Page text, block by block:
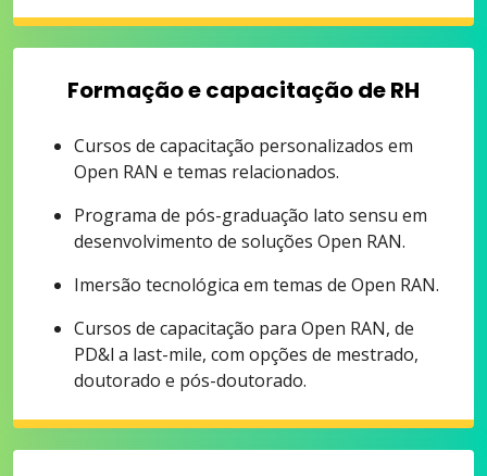
Formação e capacitação de RH
Cursos de capacitação personalizados em
Open RAN e temas relacionados.
Programa de pós-graduação lato sensu em
desenvolvimento de soluções Open RAN.
Imersão tecnológica em temas de Open RAN.
Cursos de capacitação para Open RAN, de
PD&l a last-mile, com opções de mestrado,
doutorado e pós-doutorado.